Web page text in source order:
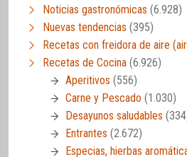
Noticias gastronómicas (6.928)
Nuevas tendencias (395)
Recetas con freidora de aire
Recetas de Cocina (6.926)
Aperitivos (556)
Carne y Pescado (1.030)
Desayunos saludables
Entrantes (2.672)
Especias, hierbas